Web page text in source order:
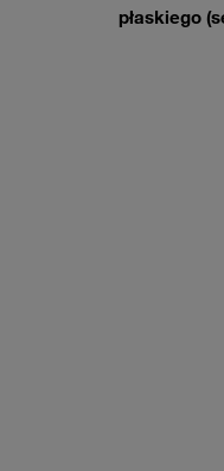
płaskiego